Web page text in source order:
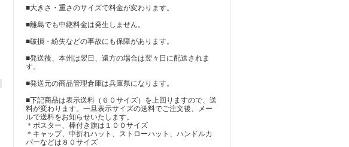
■大きさ・重さのサイズで料金が変わります。
■離島でも中継料金は発生しません。
■破損・紛失などの事故にも保障があります。
■発送後、本州は翌日、遠方の場合は翌々日に配送されま
す。
■発送元の商品管理倉庫は兵庫県になります。
■下記商品は表示送料（６０サイズ）を上回りますので、送
料が変わります。一旦表示サイズの送料でご注文後、メー
ルで送料をお知らせいたします。
＊ポスター、棒付き旗は１００サイズ
＊キャップ、中折れハット、ストローハット、ハンドルカ
バーなどは８０サイズ